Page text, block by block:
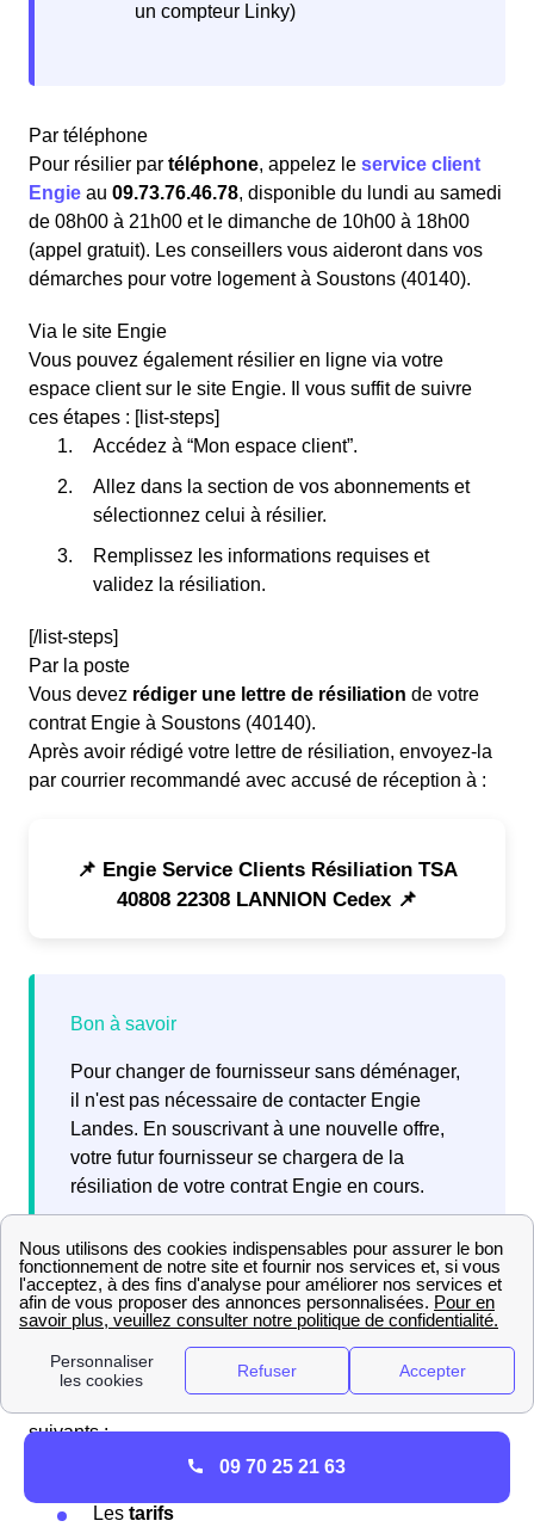
un compteur Linky)
Par téléphone
Pour résilier par téléphone, appelez le service client
Engie au 09.73.76.46.78, disponible du lundi au samedi
de 08h00 à 21h00 et le dimanche de 10h00 à 18h00
(appel gratuit). Les conseillers vous aideront dans vos
démarches pour votre logement à Soustons (40140).
Via le site Engie
Vous pouvez également résilier en ligne via votre
espace client sur le site Engie. Il vous suffit de suivre
ces étapes : [list-steps]
Accédez à “Mon espace client”.
Allez dans la section de vos abonnements et
sélectionnez celui à résilier.
Remplissez les informations requises et
validez la résiliation.
[/list-steps]
Par la poste
Vous devez rédiger une lettre de résiliation de votre
contrat Engie à Soustons (40140).
Après avoir rédigé votre lettre de résiliation, envoyez-la
par courrier recommandé avec accusé de réception à :
📌 Engie Service Clients Résiliation TSA
40808 22308 LANNION Cedex 📌
Pour changer de fournisseur sans déménager,
il n'est pas nécessaire de contacter Engie
Landes. En souscrivant à une nouvelle offre,
votre futur fournisseur se chargera de la
résiliation de votre contrat Engie en cours.
Que penser d'Engie (ex EDF-GDF) à Soustons ?
Quels sont les avis sur Engie dans la villede Soustons
? Parmi les Soustonnais, Engie reçoit différentsretours
suivants :
Les tarifs
09 70 25 21 63